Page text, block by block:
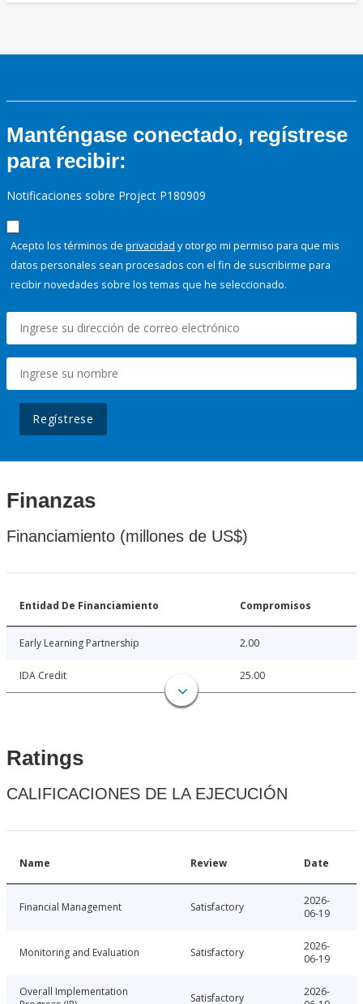
Manténgase conectado, regístrese
para recibir:
Notificaciones sobre Project P180909
Acepto los términos de privacidad y otorgo mi permiso para que mis
datos personales sean procesados con el fin de suscribirme para
recibir novedades sobre los temas que he seleccionado.
Regístrese
Finanzas
Financiamiento (millones de US$)
Entidad De Financiamiento Compromisos
Early Learning Partnership 2.00
IDA Credit 25.00
Ratings
CALIFICACIONES DE LA EJECUCIÓN
Name Review Date
Financial Management Satisfactory
2026-
06-19
Monitoring and Evaluation Satisfactory
2026-
06-19
Overall Implementation
Satisfactory
2026-